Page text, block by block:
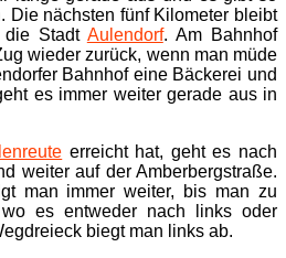
Die nächsten fünf Kilometer bleibt
Stadt Aulendorf. Am Bahnhof
wieder zurück, wenn man müde
Bahnhof eine Bäckerei und
es immer weiter gerade aus in
erreicht hat, geht es nach
weiter auf der Amberbergstraße.
man immer weiter, bis man zu
es entweder nach links oder
biegt man links ab.